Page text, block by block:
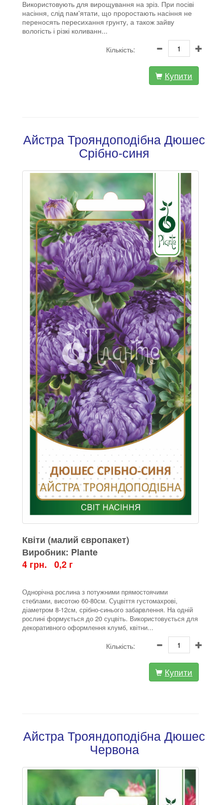
Використовують для вирощування на зріз. При посіві
насіння, слід пам'ятати, що проростають насіння не
переносять пересихання грунту, а також зайву
вологість і різкі коливанн...
Кількість:
Купити
Айстра Трояндоподібна Дюшес
Срібно-синя
Квіти (малий європакет)
Виробник: Plante
4 грн. 0,2 г
Однорічна рослина з потужними прямостоячими
стеблами, висотою 60-80см. Суцвіття густомахрові,
діаметром 8-12см, срібно-синього забарвлення. На одній
рослині формується до 20 суцвіть. Використовується для
декоративного оформлення клумб, квітни...
Кількість:
Купити
Айстра Трояндоподібна Дюшес
Червона